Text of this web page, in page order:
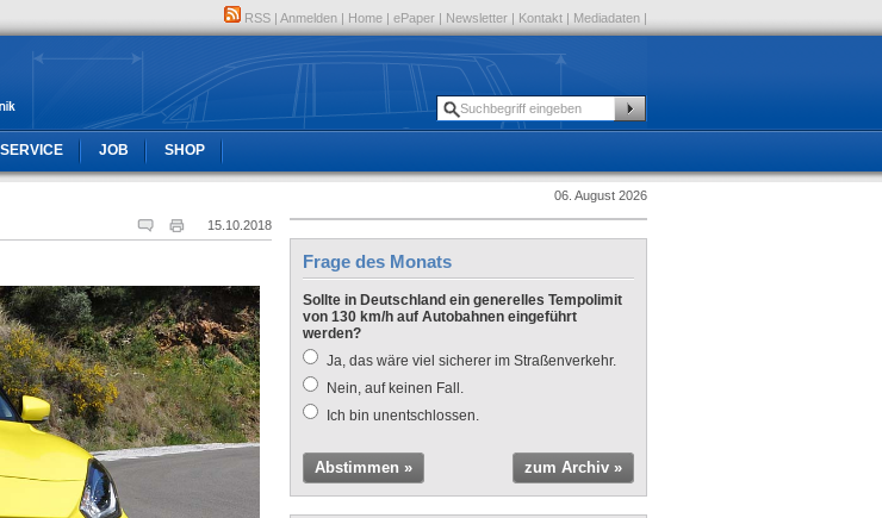
RSS | Anmelden | Home | ePaper | Newsletter | Kontakt | Mediadaten |
JOB SHOP
06. August 2026
15.10.2018
Frage des Monats
Sollte in Deutschland ein generelles Tempolimit
von 130 km/h auf Autobahnen eingeführt
werden?
Ja, das wäre viel sicherer im Straßenverkehr.
Nein, auf keinen Fall.
Ich bin unentschlossen.
Abstimmen » zum Archiv »